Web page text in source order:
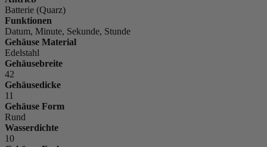
Batterie (Quarz)
Funktionen
Datum, Minute, Sekunde, Stunde
Gehäuse Material
Edelstahl
Gehäusebreite
42
Gehäusedicke
11
Gehäuse Form
Rund
Wasserdichte
10